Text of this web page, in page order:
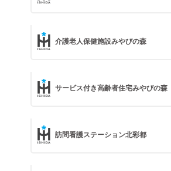
介護老人保健施設みやびの森
サービス付き高齢者住宅みやびの森
訪問看護ステーション北彩都